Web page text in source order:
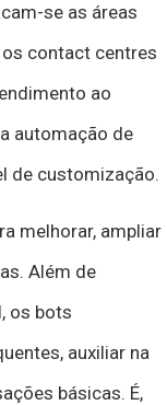
se as áreas
contact centres
ao
automação de
de customização.
melhorar, ampliar
Além de
os bots
auxiliar na
básicas. É,